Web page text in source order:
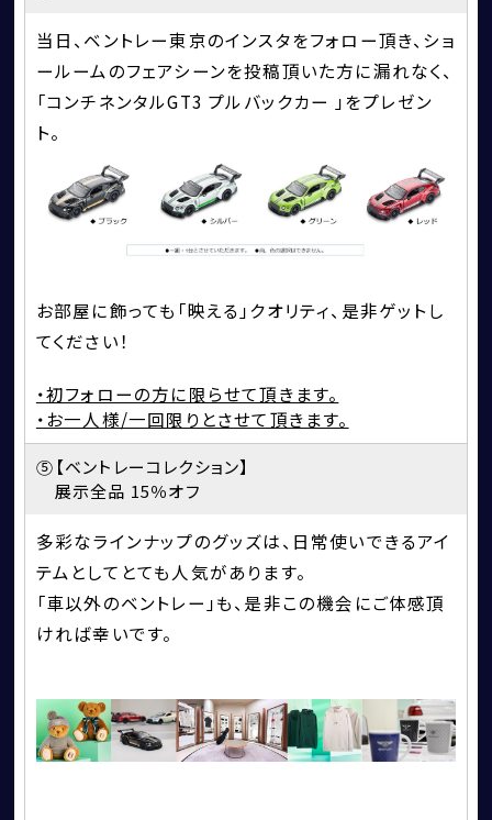
当日、ベントレー東京のインスタをフォロー頂き、ショ
ールームのフェアシーンを投稿頂いた方に漏れなく、
「コンチネンタルGT3 プルバックカー 」をプレゼン
ト。
お部屋に飾っても「映える」クオリティ、是非ゲットし
てください！
・初フォローの方に限らせて頂きます。
・お一人様/一回限りとさせて頂きます。
⑤ 【ベントレーコレクション】
展示全品 15％オフ
多彩なラインナップのグッズは、日常使いできるアイ
テムとしてとても人気があります。
「車以外のベントレー」も、是非この機会にご体感頂
ければ幸いです。